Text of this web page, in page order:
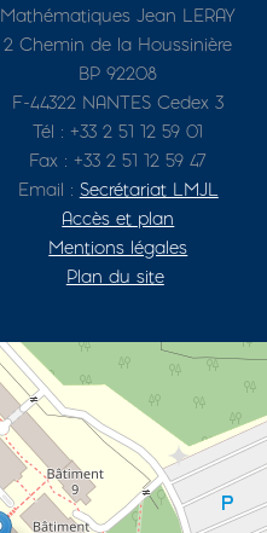
Mathématiques Jean LERAY
2 Chemin de la Houssinière
BP 92208
F-44322 NANTES Cedex 3
Tél : +33 2 51 12 59 01
Fax : +33 2 51 12 59 47
Email : Secrétariat LMJL
Accès et plan
Mentions légales
Plan du site